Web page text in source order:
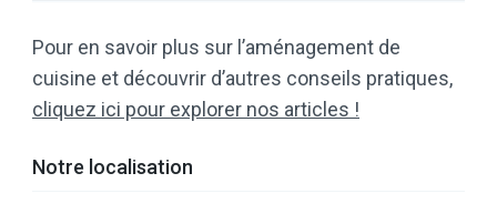
Pour en savoir plus sur l’aménagement de
cuisine et découvrir d’autres conseils pratiques,
cliquez ici pour explorer nos articles !
Notre localisation